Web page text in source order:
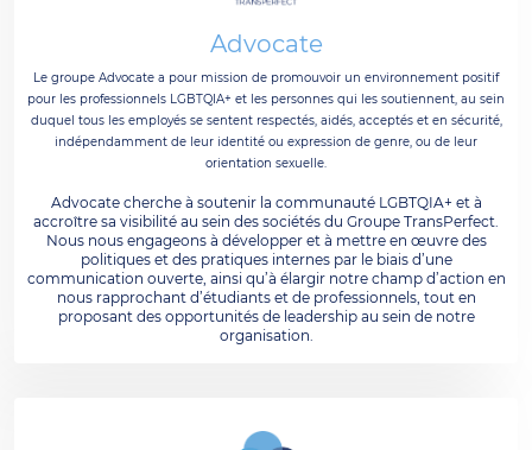
Advocate
Le groupe Advocate a pour mission de promouvoir un environnement positif
pour les professionnels LGBTQIA+ et les personnes qui les soutiennent, au sein
duquel tous les employés se sentent respectés, aidés, acceptés et en sécurité,
indépendamment de leur identité ou expression de genre, ou de leur
orientation sexuelle.
Advocate cherche à soutenir la communauté LGBTQIA+ et à
accroître sa visibilité au sein des sociétés du Groupe TransPerfect.
Nous nous engageons à développer et à mettre en œuvre des
politiques et des pratiques internes par le biais d’une
communication ouverte, ainsi qu’à élargir notre champ d’action en
nous rapprochant d’étudiants et de professionnels, tout en
proposant des opportunités de leadership au sein de notre
organisation.